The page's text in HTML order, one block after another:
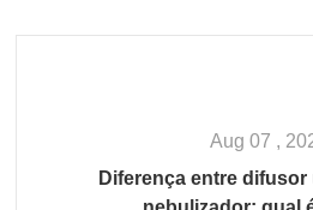
Aug 07 ,
Diferença entre